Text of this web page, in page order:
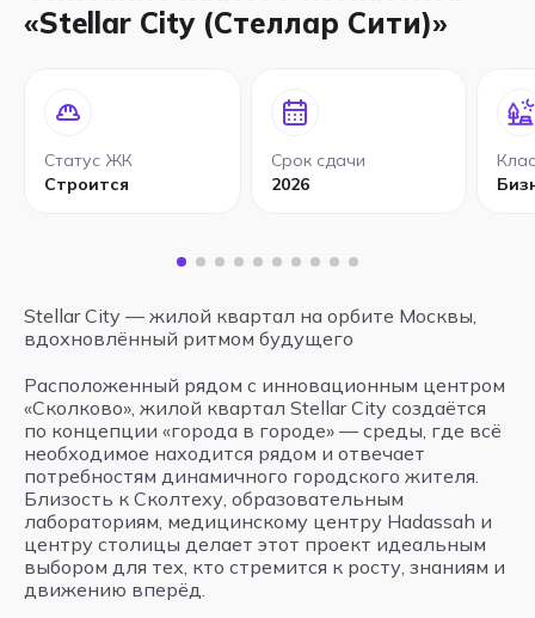
«Stellar City (Стеллар Сити)»
Статус ЖК
Строится
Срок сдачи
2026
Stellar City — жилой квартал на орбите Москвы,
вдохновлённый ритмом будущего
Расположенный рядом с инновационным центром
«Сколково», жилой квартал Stellar City создаётся
по концепции «города в городе» — среды, где всё
необходимое находится рядом и отвечает
потребностям динамичного городского жителя.
Близость к Сколтеху, образовательным
лабораториям, медицинскому центру Hadassah и
центру столицы делает этот проект идеальным
выбором для тех, кто стремится к росту, знаниям и
движению вперёд.